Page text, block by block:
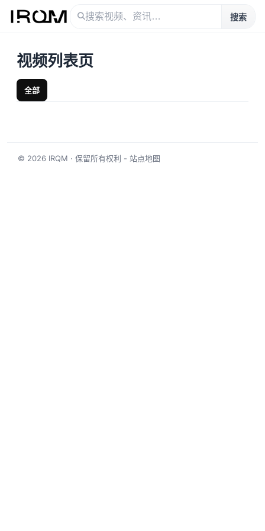
搜索
视频列表页
全部
© 2026 IRQM · 保留所有权利 - 站点地图